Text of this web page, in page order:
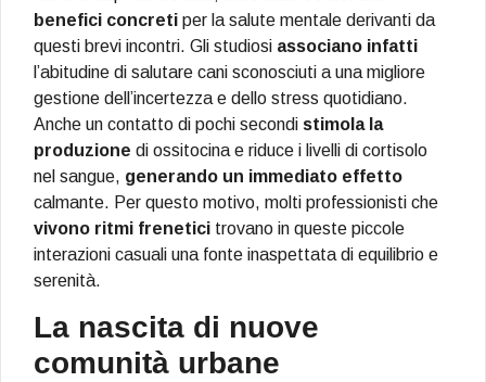
benefici concreti per la salute mentale derivanti da
questi brevi incontri. Gli studiosi associano infatti
l’abitudine di salutare cani sconosciuti a una migliore
gestione dell’incertezza e dello stress quotidiano.
Anche un contatto di pochi secondi stimola la
produzione di ossitocina e riduce i livelli di cortisolo
nel sangue, generando un immediato effetto
calmante. Per questo motivo, molti professionisti che
vivono ritmi frenetici trovano in queste piccole
interazioni casuali una fonte inaspettata di equilibrio e
serenità.
La nascita di nuove
comunità urbane